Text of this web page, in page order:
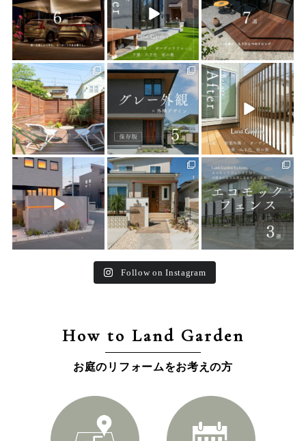
land_garden
19 0
land_garden
23 0
land_garden
22 0
land_garden
0
land_garden
25 0
land_garden
16 0
Follow on Instagram
How to Land Garden
お庭のリフォームをお考えの方